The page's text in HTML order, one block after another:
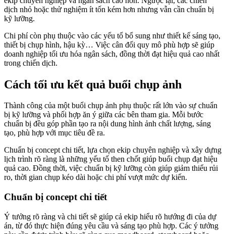
dịch nhỏ hoặc thử nghiệm ít tốn kém hơn nhưng vẫn cần chuẩn bị
kỹ lưỡng.
Chi phí còn phụ thuộc vào các yếu tố bổ sung như thiết kế sáng tạo,
thiết bị chụp hình, hậu kỳ… Việc cân đối quy mô phù hợp sẽ giúp
doanh nghiệp tối ưu hóa ngân sách, đồng thời đạt hiệu quả cao nhất
trong chiến dịch.
Cách tối ưu kết quả buổi chụp ảnh
Thành công của một buổi chụp ảnh phụ thuộc rất lớn vào sự chuẩn
bị kỹ lưỡng và phối hợp ăn ý giữa các bên tham gia. Mỗi bước
chuẩn bị đều góp phần tạo ra nội dung hình ảnh chất lượng, sáng
tạo, phù hợp với mục tiêu đề ra.
Chuẩn bị concept chi tiết, lựa chọn ekip chuyên nghiệp và xây dựng
lịch trình rõ ràng là những yếu tố then chốt giúp buổi chụp đạt hiệu
quả cao. Đồng thời, việc chuẩn bị kỹ lưỡng còn giúp giảm thiểu rủi
ro, thời gian chụp kéo dài hoặc chi phí vượt mức dự kiến.
Chuẩn bị concept chi tiết
Ý tưởng rõ ràng và chi tiết sẽ giúp cả ekip hiểu rõ hướng đi của dự
án, từ đó thực hiện đúng yêu cầu và sáng tạo phù hợp. Các ý tưởng